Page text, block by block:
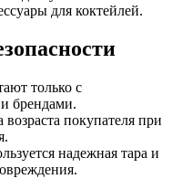
для коктейлей.
только с
брендами.
возраста покупателя при
надежная тара и